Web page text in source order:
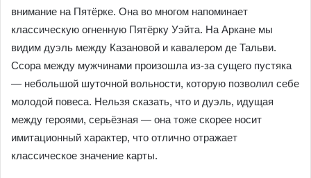
внимание на Пятёрке. Она во многом напоминает
классическую огненную Пятёрку Уэйта. На Аркане мы
видим дуэль между Казановой и кавалером де Тальви.
Ссора между мужчинами произошла из-за сущего пустяка
— небольшой шуточной вольности, которую позволил себе
молодой повеса. Нельзя сказать, что и дуэль, идущая
между героями, серьёзная — она тоже скорее носит
имитационный характер, что отлично отражает
классическое значение карты.